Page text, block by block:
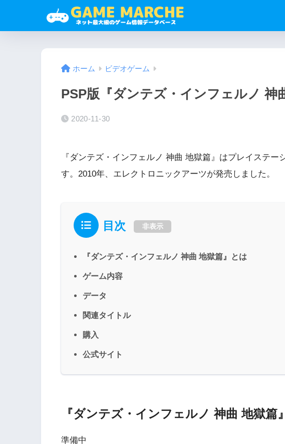
ホーム ビデオゲーム
PSP版『ダンテズ・インフェルノ 神
2020-11-30
『ダンテズ・インフェルノ 神曲 地獄篇』はプレイステ
す。2010年、エレクトロニックアーツが発売しました。
目次 非表示
『ダンテズ・インフェルノ 神曲 地獄篇』とは
ゲーム内容
データ
関連タイトル
購入
公式サイト
『ダンテズ・インフェルノ 神曲 地獄篇
準備中